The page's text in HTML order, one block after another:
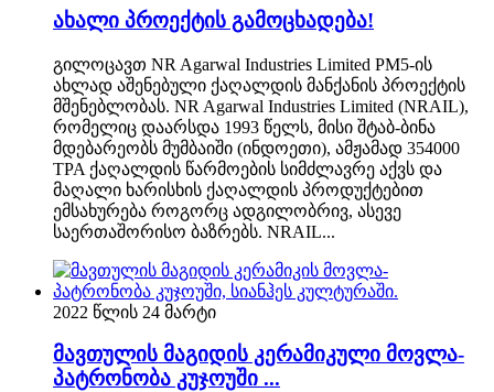
ახალი პროექტის გამოცხადება!
გილოცავთ NR Agarwal Industries Limited PM5-ის
ახლად აშენებული ქაღალდის მანქანის პროექტის
მშენებლობას. NR Agarwal Industries Limited (NRAIL),
რომელიც დაარსდა 1993 წელს, მისი შტაბ-ბინა
მდებარეობს მუმბაიში (ინდოეთი), ამჟამად 354000
TPA ქაღალდის წარმოების სიმძლავრე აქვს და
მაღალი ხარისხის ქაღალდის პროდუქტებით
ემსახურება როგორც ადგილობრივ, ასევე
საერთაშორისო ბაზრებს. NRAIL...
2022 წლის 24 მარტი
მავთულის მაგიდის კერამიკული მოვლა-
პატრონობა კუჯოუში ...